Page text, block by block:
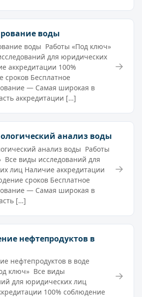
воды
воды Работы «Под ключ»
для юридических
аккредитации 100%
сроков Бесплатное
— Самая широкая в
аккредитации […]
→
анализ воды
анализ воды Работы
Все виды исследований для
лиц Наличие аккредитации
сроков Бесплатное
— Самая широкая в
[…]
→
нефтепродуктов в
нефтепродуктов в воде
ключ» Все виды
для юридических лиц
100% соблюдение
→